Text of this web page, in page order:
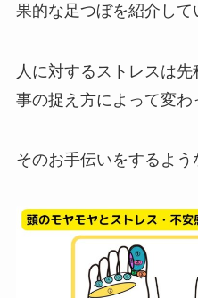
果的な足つぼを紹介して
人に対するストレスは
事の捉え方によって変わ
そのお手伝いをするよう